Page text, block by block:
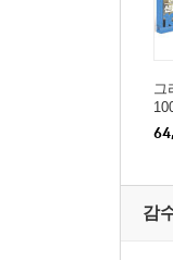
그
감